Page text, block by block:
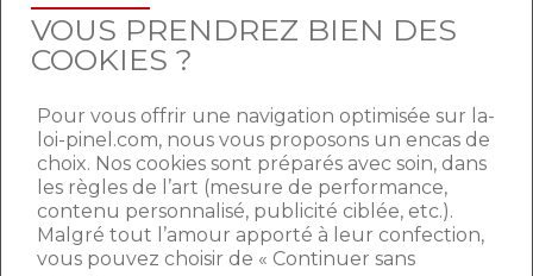
trois quart d’entre eux optent pour des
biens ne valant pas plus de 200 000 € ce
qui justifie le choix d’un appartement situé
Leur situation financière conditionne donc
le premier critère à définir lorsqu’ils
entament des procédures d’achat : le
budgetalloué à leur projet immobilier
(pour 54 % d’entre eux). Généralement,
VOUS PRENDREZ BIEN DES
COOKIES ?
Pour vous offrir une navigation optimisée sur la-
loi-pinel.com, nous vous proposons un encas de
choix. Nos cookies sont préparés avec soin, dans
les règles de l’art (mesure de performance,
contenu personnalisé, publicité ciblée, etc.).
Malgré tout l’amour apporté à leur confection,
vous pouvez choisir de « Continuer sans